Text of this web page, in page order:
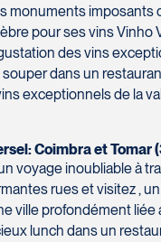
monuments imposants
pour ses vins Vinho
des vins
dans un
exceptionnels de la
Coimbra et Tomar
voyage inoubliable à
rues et visitez ,
ville profondément
lunch dans un
/ 1-800-361-0447
- Suite 104
/ 1-888-461-6654
/ 1-800-640-1882
local 340